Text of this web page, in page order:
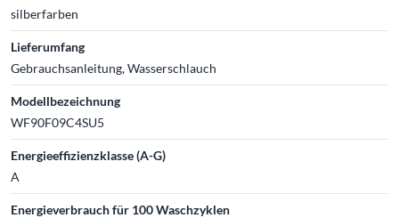
silberfarben
Lieferumfang
Gebrauchsanleitung, Wasserschlauch
Modellbezeichnung
WF90F09C4SU5
Energieeffizienzklasse (A-G)
A
Energieverbrauch für 100 Waschzyklen